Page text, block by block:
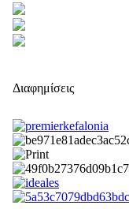
Διαφημίσεις